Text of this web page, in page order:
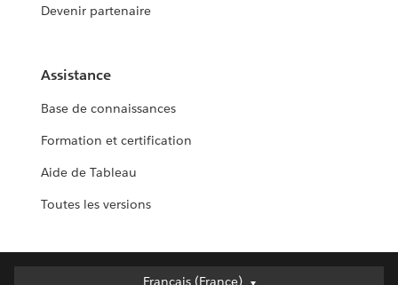
Devenir partenaire
Assistance
Base de connaissances
Formation et certification
Aide de Tableau
Toutes les versions
Français (France)